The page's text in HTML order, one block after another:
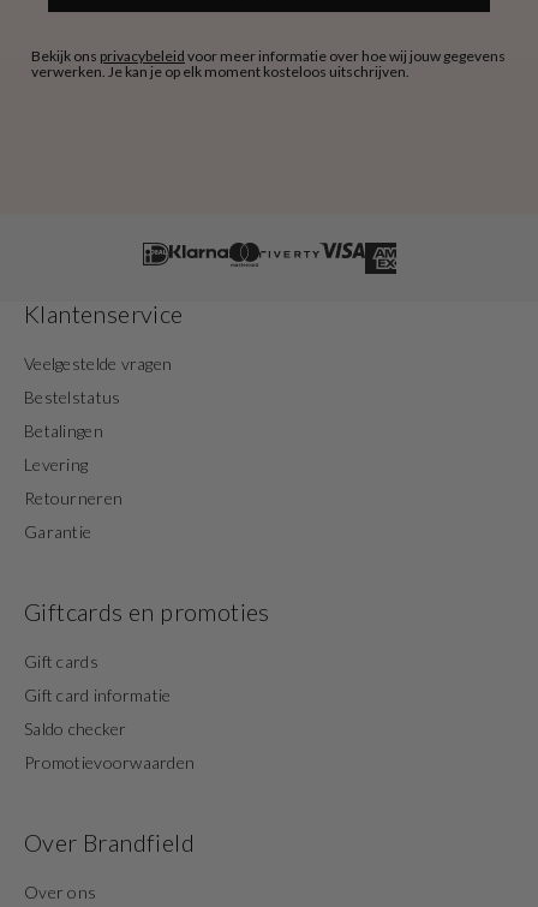
Bekijk ons privacybeleid voor meer informatie over hoe wij jouw gegevens
verwerken. Je kan je op elk moment kosteloos uitschrijven.
Klantenservice
Veelgestelde vragen
Bestelstatus
Betalingen
Levering
Retourneren
Garantie
Giftcards en promoties
Gift cards
Gift card informatie
Saldo checker
Promotievoorwaarden
Over Brandfield
Over ons